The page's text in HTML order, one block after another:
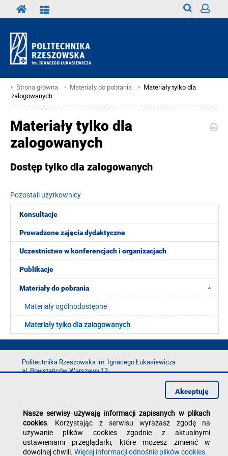
Strona główna Materiały do pobrania
Materiały tylko dla
zalogowanych
Konsultacje
Prowadzone zajęcia dydaktyczne
Uczestnictwo w konferencjach i organizacjach
Publikacje
Materiały do pobrania
Materialy ogólnodostępne
Materiały tylko dla zalogowanych
Materiały tylko dla
zalogowanych
Dostęp tylko dla zalogowanych
Pozostali użytkownicy
Politechnika Rzeszowska im. Ignacego Łukasiewicza
al. Powstańców Warszawy 12
e-mail:kancelaria@prz.edu.pl
Deklaracja dostępności
Polityka prywatności
Zgłoś błąd na stronie
Nasze serwisy używają informacji zapisanych w plikach
cookies. Korzystając z serwisu wyrażasz zgodę na
używanie plików cookies zgodnie z aktualnymi
ustawieniami przeglądarki, które możesz zmienić w
dowolnej chwili. Więcej informacji odnośnie plików cookies.
Akceptuję